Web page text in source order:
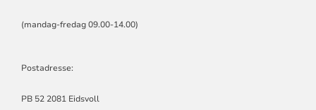
(mandag-fredag 09.00-14.00)
Postadresse:
PB 52 2081 Eidsvoll